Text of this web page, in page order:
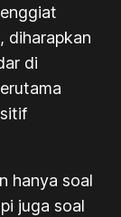
diharapkan
di
hanya soal
juga soal